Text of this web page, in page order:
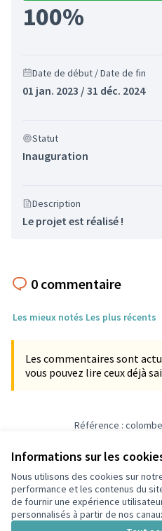
Informations sur les
Nous utilisons des cookies sur
performance et les contenus du
de fournir une expérience
personnalisés à partir de nos
100%
Date de début / Date de fin
01 jan. 2023 / 31 déc. 2024
Statut
Inauguration
Description
Le projet est réalisé !
0 commentaire
Les mieux notés Les plus récents
Les commentaires sont
vous pouvez lire ceux déjà
Référence :
Conditions d'utilisation
Paramètres des cookies
participons.colombes.fr sur
(Lien externe)